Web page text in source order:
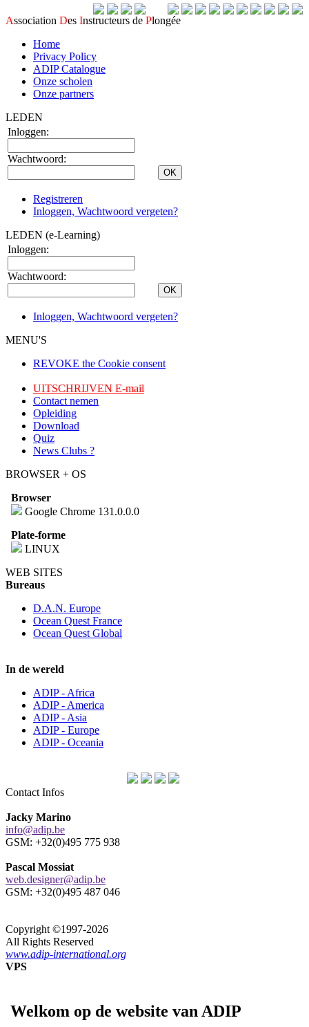
Association Des Instructeurs de Plongée
Home
Privacy Policy
ADIP Catalogue
Onze scholen
Onze partners
LEDEN
Inloggen:
Wachtwoord:
Registreren
Inloggen, Wachtwoord vergeten?
LEDEN (e-Learning)
Inloggen:
Wachtwoord:
Inloggen, Wachtwoord vergeten?
MENU'S
REVOKE the Cookie consent
UITSCHRIJVEN E-mail
Contact nemen
Opleiding
Download
Quiz
News Clubs ?
BROWSER + OS
Browser
Google Chrome 131.0.0.0
Plate-forme
LINUX
WEB SITES
Bureaus
D.A.N. Europe
Ocean Quest France
Ocean Quest Global
In de wereld
ADIP - Africa
ADIP - America
ADIP - Asia
ADIP - Europe
ADIP - Oceania
Contact Infos
Jacky Marino
info@adip.be
GSM: +32(0)495 775 938
Pascal Mossiat
web.designer@adip.be
GSM: +32(0)495 487 046
Copyright ©1997-2026
All Rights Reserved
www.adip-international.org
VPS
Welkom op de website van ADIP